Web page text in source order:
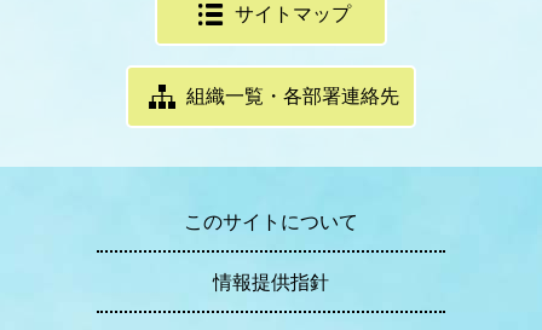
サイトマップ
組織一覧・各部署連絡先
このサイトについて
情報提供指針